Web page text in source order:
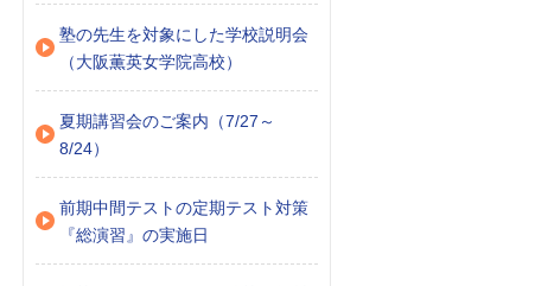
塾の先生を対象にした学校説明会
（大阪薫英女学院高校）
夏期講習会のご案内（7/27～
8/24）
前期中間テストの定期テスト対策
『総演習』の実施日